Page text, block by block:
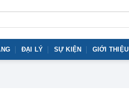
ĐẠI LÝ SỰ KIỆN GIỚI THIỆU